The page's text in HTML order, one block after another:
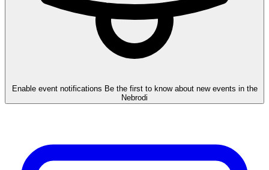
Enable event notifications Be the first to know about new events in the
Nebrodi